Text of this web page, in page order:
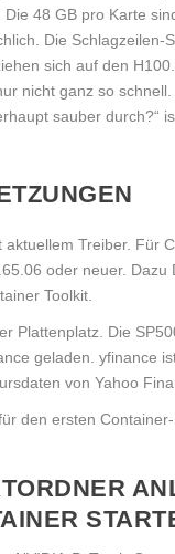
48 GB pro Karte
Die Schlagzeilen-
sich auf den
nicht ganz so
sauber durch?“
aktuellem Treiber. Für
oder neuer. Dazu
Toolkit.
Plattenplatz. Die
geladen. yfinance
von Yahoo
den ersten